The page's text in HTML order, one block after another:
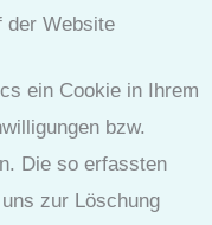
der Website
ein Cookie in Ihrem
bzw.
Die so erfassten
zur Löschung